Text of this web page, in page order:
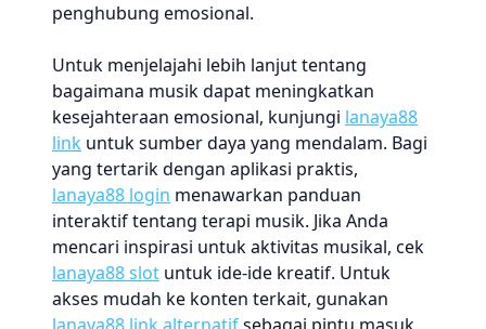
penghubung emosional.
Untuk menjelajahi lebih lanjut tentang
bagaimana musik dapat meningkatkan
kesejahteraan emosional, kunjungi lanaya88
link untuk sumber daya yang mendalam. Bagi
yang tertarik dengan aplikasi praktis,
lanaya88 login menawarkan panduan
interaktif tentang terapi musik. Jika Anda
mencari inspirasi untuk aktivitas musikal, cek
lanaya88 slot untuk ide-ide kreatif. Untuk
akses mudah ke konten terkait, gunakan